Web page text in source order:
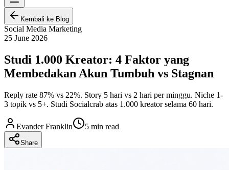
Kembali ke Blog
Social Media Marketing
25 June 2026
Studi 1.000 Kreator: 4 Faktor yang
Membedakan Akun Tumbuh vs Stagnan
Reply rate 87% vs 22%. Story 5 hari vs 2 hari per minggu. Niche 1-
3 topik vs 5+. Studi Socialcrab atas 1.000 kreator selama 60 hari.
Evander Franklin 5 min read
Share